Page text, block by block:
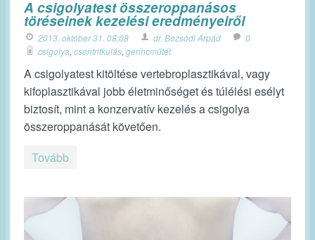
A csigolyatest összeroppanásos
töréseinek kezelési eredményeiről
2013. október 31. 08:08 dr. Bozsódi Árpád
0
csigolya, csontritkulás, gerincműtét
A csigolyatest kitöltése vertebroplasztikával, vagy
kifoplasztikával jobb életminőséget és túlélési esélyt
biztosít, mint a konzervatív kezelés a csigolya
összeroppanását követően.
Tovább